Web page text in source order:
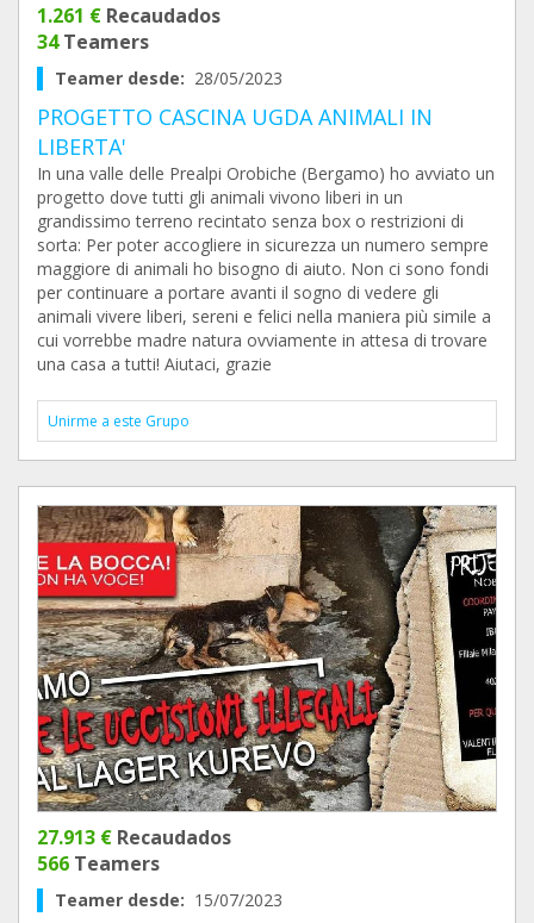
1.261 € Recaudados
34Teamers
Teamer desde: 28/05/2023
PROGETTO CASCINA UGDA ANIMALI IN
LIBERTA'
In una valle delle Prealpi Orobiche (Bergamo) ho avviato un
progetto dove tutti gli animali vivono liberi in un
grandissimo terreno recintato senza box o restrizioni di
sorta: Per poter accogliere in sicurezza un numero sempre
maggiore di animali ho bisogno di aiuto. Non ci sono fondi
per continuare a portare avanti il sogno di vedere gli
animali vivere liberi, sereni e felici nella maniera più simile a
cui vorrebbe madre natura ovviamente in attesa di trovare
una casa a tutti! Aiutaci, grazie
Unirme a este Grupo
27.913 € Recaudados
566 Teamers
Teamer desde: 15/07/2023